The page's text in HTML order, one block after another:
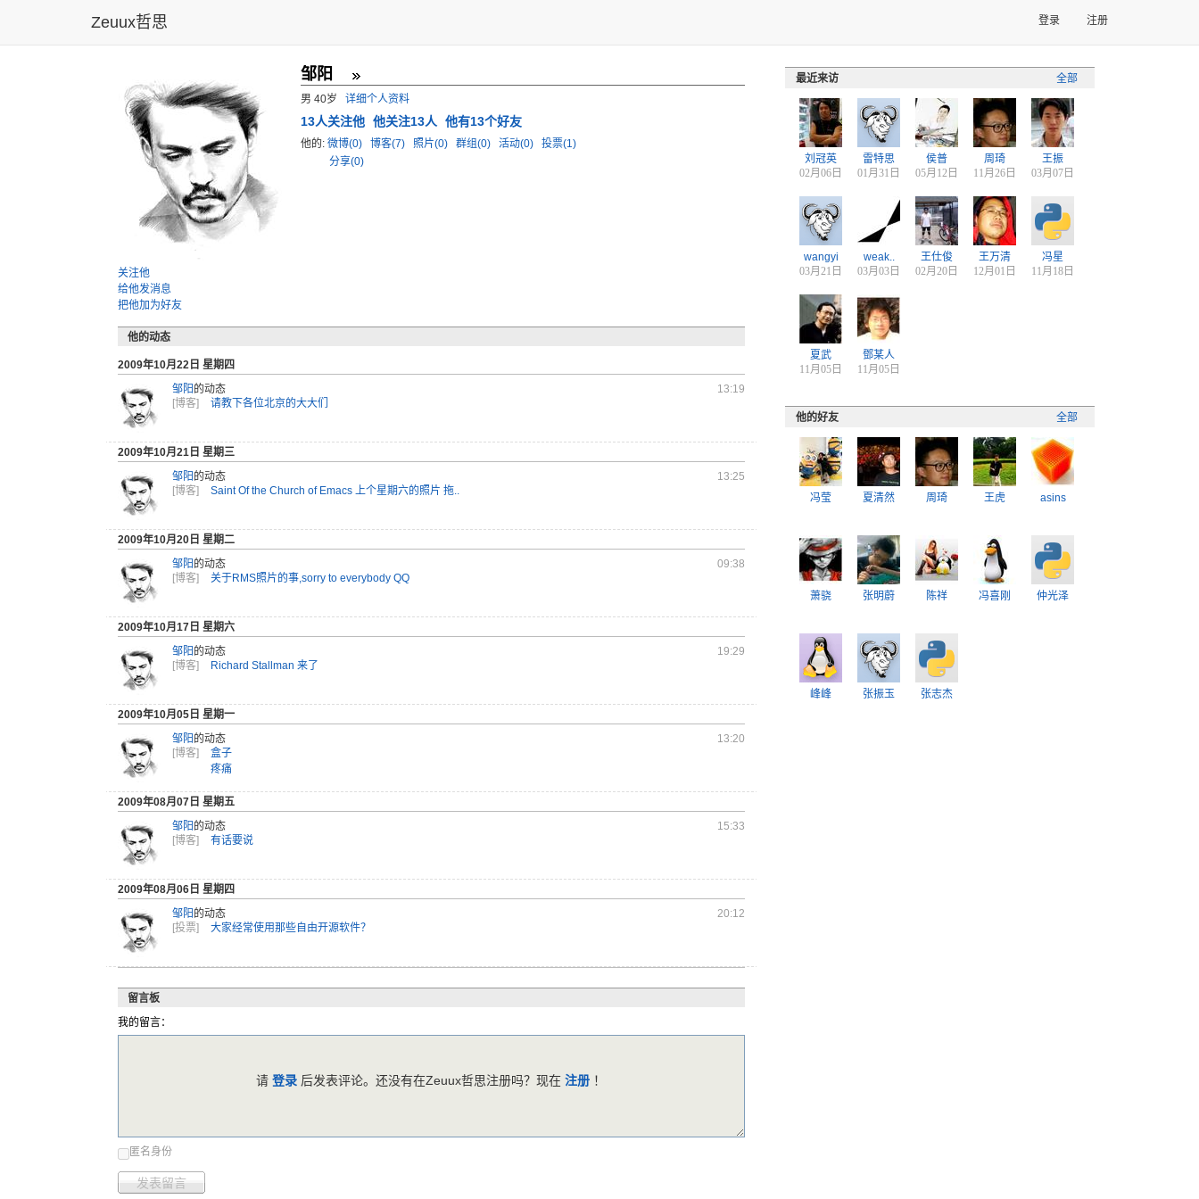
Zeuux哲思 登录 注册
关注他
给他发消息
把他加为好友
邹阳
男 40岁 详细个人资料
13人关注他 他关注13人 他有13个好友
他的: 微博(0) 博客(7) 照片(0) 群组(0) 活动(0)
投票(1)
分享(0)
他的动态
2009年10月22日 星期四
邹阳 的动态
13:19
[博客]
请教下各位北京的大大们
2009年10月21日 星期三
邹阳 的动态
13:25
[博客]
Saint Of the Church of Emacs 上个星期六的照片 拖..
2009年10月20日 星期二
邹阳 的动态
09:38
[博客]
关于RMS照片的事,sorry to everybody QQ
2009年10月17日 星期六
邹阳 的动态
19:29
[博客]
Richard Stallman 来了
2009年10月05日 星期一
邹阳 的动态
13:20
[博客]
盒子
疼痛
2009年08月07日 星期五
邹阳 的动态
15:33
[博客]
有话要说
2009年08月06日 星期四
邹阳 的动态
20:12
[投票]
大家经常使用那些自由开源软件？
留言板
我的留言：
匿名身份
发表留言
请登录 后发表评论。还没有在Zeuux哲思注册吗？现在注册 ！
全部
最近来访
刘冠英
02月06日
雷特思
01月31日
侯普
05月12日
周琦
11月26日
王振
03月07日
wangyi
03月21日
weak..
03月03日
王仕俊
02月20日
王万清
12月01日
冯星
11月18日
夏武
11月05日
鄧某人
11月05日
全部
他的好友
冯莹 夏清然 周琦 王虎 asins
萧骁 张明蔚 陈祥 冯喜刚 仲光泽
峰峰 张振玉 张志杰